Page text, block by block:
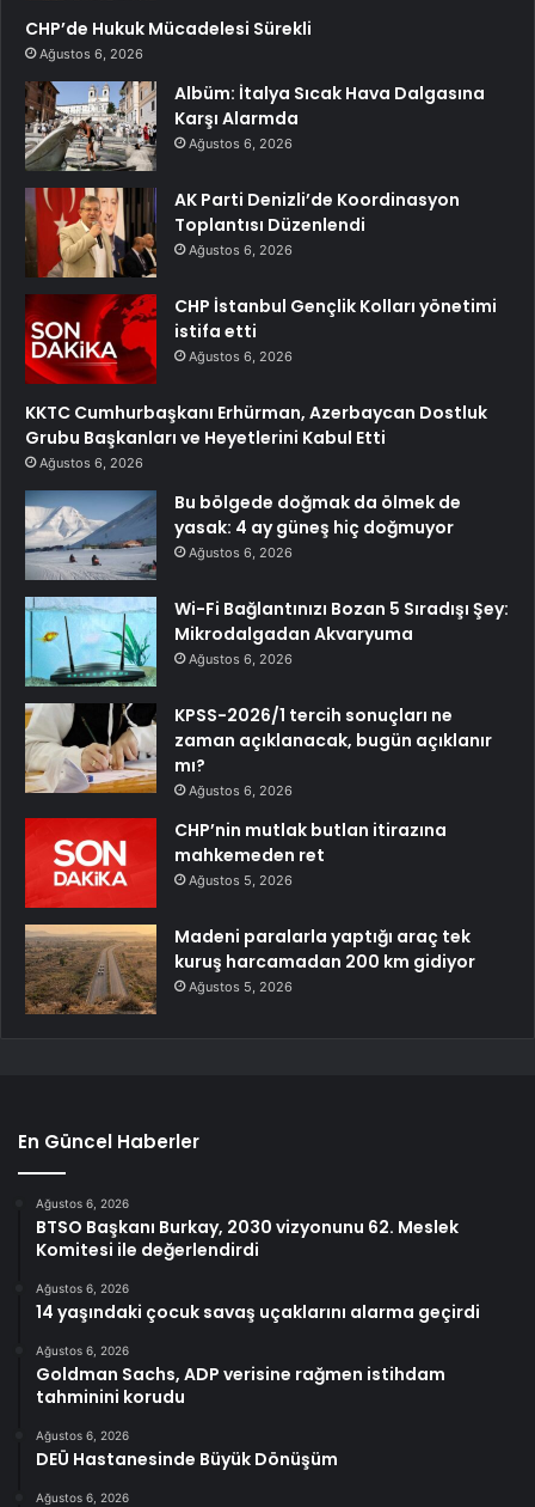
CHP’de Hukuk Mücadelesi Sürekli
Ağustos 6, 2026
Albüm: İtalya Sıcak Hava Dalgasına
Karşı Alarmda
Ağustos 6, 2026
AK Parti Denizli’de Koordinasyon
Toplantısı Düzenlendi
Ağustos 6, 2026
CHP İstanbul Gençlik Kolları yönetimi
istifa etti
Ağustos 6, 2026
KKTC Cumhurbaşkanı Erhürman, Azerbaycan Dostluk
Grubu Başkanları ve Heyetlerini Kabul Etti
Ağustos 6, 2026
Bu bölgede doğmak da ölmek de
yasak: 4 ay güneş hiç doğmuyor
Ağustos 6, 2026
Wi-Fi Bağlantınızı Bozan 5 Sıradışı Şey:
Mikrodalgadan Akvaryuma
Ağustos 6, 2026
KPSS-2026/1 tercih sonuçları ne
zaman açıklanacak, bugün açıklanır
mı?
Ağustos 6, 2026
CHP’nin mutlak butlan itirazına
mahkemeden ret
Ağustos 5, 2026
Madeni paralarla yaptığı araç tek
kuruş harcamadan 200 km gidiyor
Ağustos 5, 2026
En Güncel Haberler
Ağustos 6, 2026
BTSO Başkanı Burkay, 2030 vizyonunu 62. Meslek
Komitesi ile değerlendirdi
Ağustos 6, 2026
14 yaşındaki çocuk savaş uçaklarını alarma geçirdi
Ağustos 6, 2026
Goldman Sachs, ADP verisine rağmen istihdam
tahminini korudu
Ağustos 6, 2026
DEÜ Hastanesinde Büyük Dönüşüm
Ağustos 6, 2026